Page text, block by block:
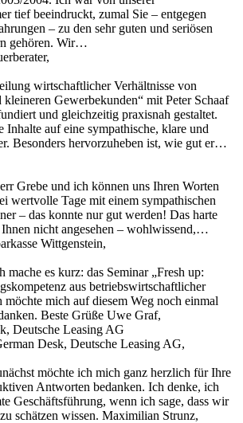
tief beeindruckt, zumal Sie – entgegen
– zu den sehr guten und seriösen
gehören. Wir…
wirtschaftlicher Verhältnisse von
kleineren Gewerbekunden“ mit Peter Schaaf
und gleichzeitig praxisnah gestaltet.
Inhalte auf eine sympathische, klare und
Besonders hervorzuheben ist, wie gut er…
Grebe und ich können uns Ihren Worten
wertvolle Tage mit einem sympathischen
– das konnte nur gut werden! Das harte
nicht angesehen – wohlwissend,…
Wittgenstein,
es kurz: das Seminar „Fresh up:
aus betriebswirtschaftlicher
möchte mich auf diesem Weg noch einmal
Beste Grüße Uwe Graf,
Deutsche Leasing AG
Desk, Deutsche Leasing AG,
möchte ich mich ganz herzlich für Ihre
Antworten bedanken. Ich denke, ich
Geschäftsführung, wenn ich sage, dass wir
schätzen wissen. Maximilian Strunz,